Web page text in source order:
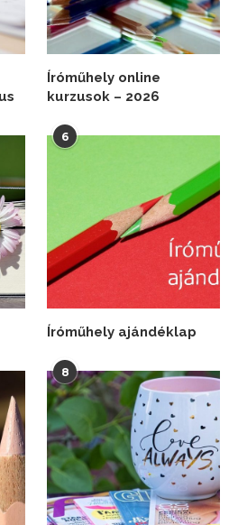
Íróműhely online
kurzusok – 2026
6
Íróműhely ajándéklap
8